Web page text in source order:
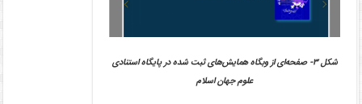
شکل ۳- صفحه‌ای از وبگاه همایش‌های ثبت شده در پایگاه استنادی
علوم جهان اسلام